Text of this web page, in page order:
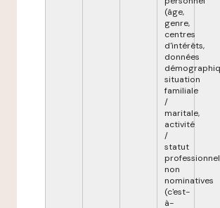
(âge,
genre,
centres
d'intérêts,
données
situation
familiale
/
maritale,
activité
/
statut
non
nominatives
(c'est-
à-